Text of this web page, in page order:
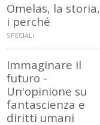
Omelas, la storia,
i perché
SPECIALI
Immaginare il
futuro -
Un'opinione su
fantascienza e
diritti umani